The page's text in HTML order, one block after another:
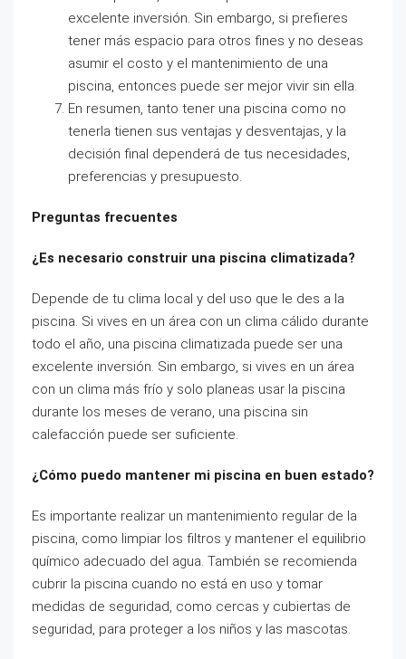
excelente inversión. Sin embargo, si prefieres
tener más espacio para otros fines y no deseas
asumir el costo y el mantenimiento de una
piscina, entonces puede ser mejor vivir sin ella.
En resumen, tanto tener una piscina como no
tenerla tienen sus ventajas y desventajas, y la
decisión final dependerá de tus necesidades,
preferencias y presupuesto.
Preguntas frecuentes
¿Es necesario construir una piscina climatizada?
Depende de tu clima local y del uso que le des a la
piscina. Si vives en un área con un clima cálido durante
todo el año, una piscina climatizada puede ser una
excelente inversión. Sin embargo, si vives en un área
con un clima más frío y solo planeas usar la piscina
durante los meses de verano, una piscina sin
calefacción puede ser suficiente.
¿Cómo puedo mantener mi piscina en buen estado?
Es importante realizar un mantenimiento regular de la
piscina, como limpiar los filtros y mantener el equilibrio
químico adecuado del agua. También se recomienda
cubrir la piscina cuando no está en uso y tomar
medidas de seguridad, como cercas y cubiertas de
seguridad, para proteger a los niños y las mascotas.